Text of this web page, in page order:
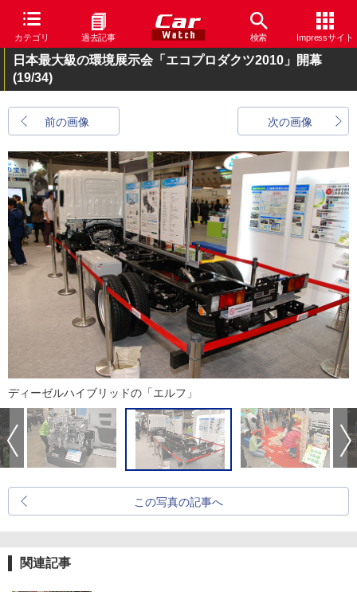
カテゴリ 過去記事 検索 Impressサイト
日本最大級の環境展示会「エコプロダクツ2010」開幕
(19/34)
前の画像 次の画像
ディーゼルハイブリッドの「エルフ」
この写真の記事へ
関連記事